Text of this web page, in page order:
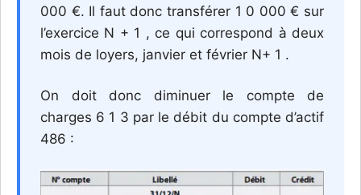
000 €. Il faut donc transférer 1 0 000 € sur
l’exercice N + 1 , ce qui correspond à deux
mois de loyers, janvier et février N+ 1 .
On doit donc diminuer le compte de
charges 6 1 3 par le débit du compte d’actif
486 :